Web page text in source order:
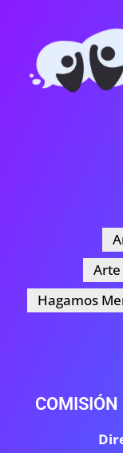
Hagamos
COMISIÓN